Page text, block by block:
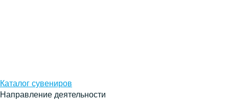
Каталог сувениров
Направление деятельности